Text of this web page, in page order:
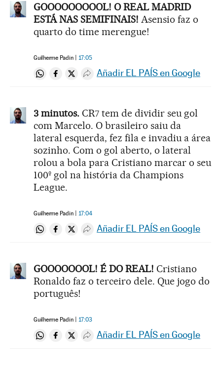
GOOOOOOOOOL! O REAL MADRID
ESTÁ NAS SEMIFINAIS! Asensio faz o
quarto do time merengue!
Guilherme Padin 17:05
Compartir en Whatsapp
Compartir en Facebook
Compartir en Twitter
Desplegar Redes Sociales
Añadir EL PAÍS en Google
3 minutos. CR7 tem de dividir seu gol
com Marcelo. O brasileiro saiu da
lateral esquerda, fez fila e invadiu a área
sozinho. Com o gol aberto, o lateral
rolou a bola para Cristiano marcar o seu
100º gol na história da Champions
League.
Guilherme Padin 17:04
Compartir en Whatsapp
Compartir en Facebook
Compartir en Twitter
Desplegar Redes Sociales
Añadir EL PAÍS en Google
GOOOOOOOL! É DO REAL! Cristiano
Ronaldo faz o terceiro dele. Que jogo do
português!
Guilherme Padin 17:03
Compartir en Whatsapp
Compartir en Facebook
Compartir en Twitter
Desplegar Redes Sociales
Añadir EL PAÍS en Google